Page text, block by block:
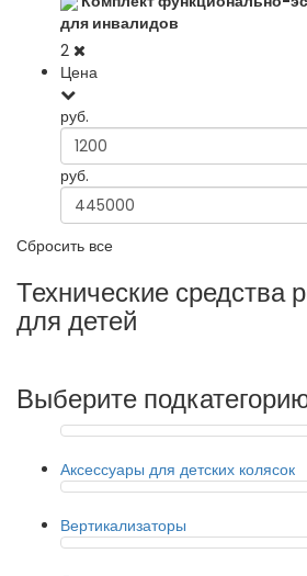
для инвалидов
2
Цена
руб.
руб.
Сбросить все
Технические средства
для детей
Выберите
Аксессуары для детских колясок
Вертикализаторы